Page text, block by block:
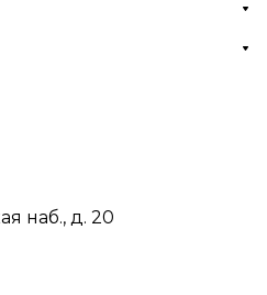
наб., д. 20